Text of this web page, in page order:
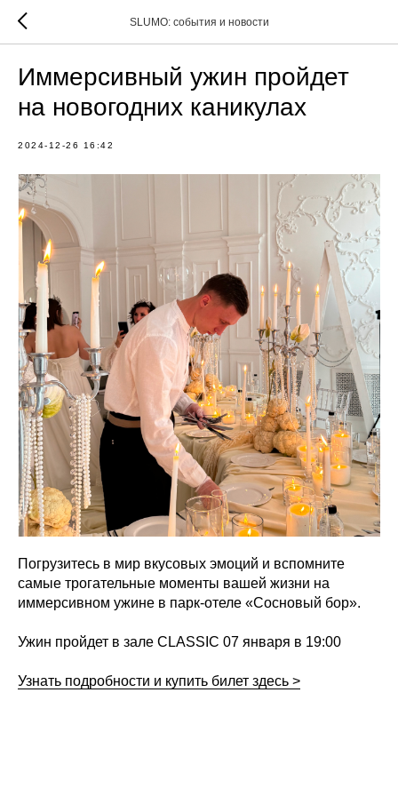
SLUMO: события и новости
Иммерсивный ужин пройдет
на новогодних каникулах
2024-12-26 16:42
Погрузитесь в мир вкусовых эмоций и вспомните
самые трогательные моменты вашей жизни на
иммерсивном ужине в парк-отеле «Сосновый бор».
Ужин пройдет в зале CLASSIC 07 января в 19:00
Узнать подробности и купить билет здесь >